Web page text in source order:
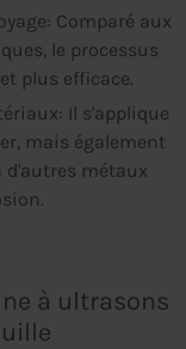
Comparé aux
le processus
plus efficace.
Il s'applique
mais également
métaux
à ultrasons